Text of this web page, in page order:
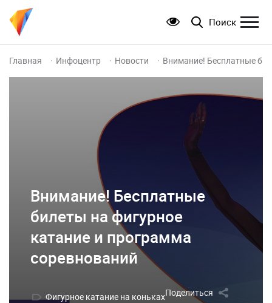
Поиск
Главная Инфоцентр Новости Внимание! Бесплатные
Внимание! Бесплатные
билеты на фигурное
катание и программа
соревнований
Фигурное катание на конькахПоделиться